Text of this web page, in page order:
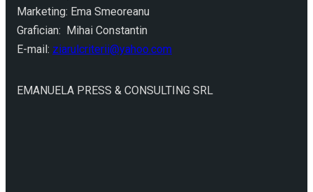
Marketing: Ema Smeoreanu
Grafician: Mihai Constantin
E-mail: ziarulcriterii@yahoo.com
EMANUELA PRESS & CONSULTING SRL